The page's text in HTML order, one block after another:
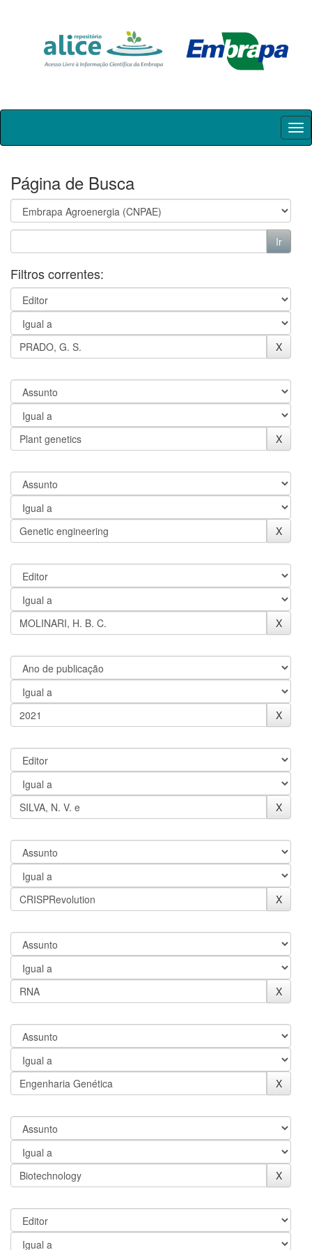
Skip
Página de Busca
Filtros correntes: